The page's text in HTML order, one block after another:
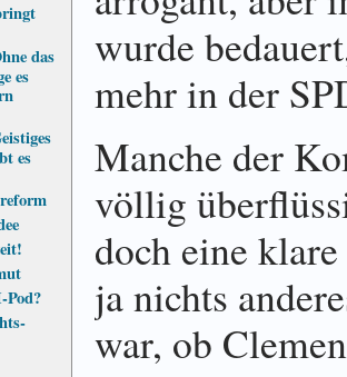
das
es
es
Pod?
wurde
mehr in der
Manche der
völlig
doch eine
ja nichts
war, ob